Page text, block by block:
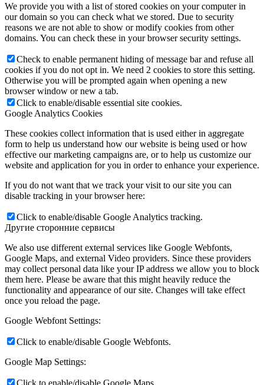
We provide you with a list of stored cookies on your computer in
our domain so you can check what we stored. Due to security
reasons we are not able to show or modify cookies from other
domains. You can check these in your browser security settings.
Check to enable permanent hiding of message bar and refuse all
cookies if you do not opt in. We need 2 cookies to store this setting.
Otherwise you will be prompted again when opening a new
browser window or new a tab.
Click to enable/disable essential site cookies.
Google Analytics Cookies
These cookies collect information that is used either in aggregate
form to help us understand how our website is being used or how
effective our marketing campaigns are, or to help us customize our
website and application for you in order to enhance your experience.
If you do not want that we track your visit to our site you can
disable tracking in your browser here:
Click to enable/disable Google Analytics tracking.
Другие сторонние сервисы
We also use different external services like Google Webfonts,
Google Maps, and external Video providers. Since these providers
may collect personal data like your IP address we allow you to block
them here. Please be aware that this might heavily reduce the
functionality and appearance of our site. Changes will take effect
once you reload the page.
Google Webfont Settings:
Click to enable/disable Google Webfonts.
Google Map Settings:
Click to enable/disable Google Maps.